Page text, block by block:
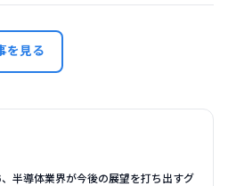
を見る
半導体業界が今後の展望を打ち出すグ